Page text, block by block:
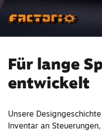
Für lange
entwickelt
Unsere
Inventar an